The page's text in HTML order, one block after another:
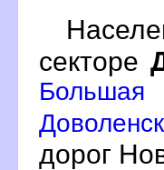
секторе
дорог